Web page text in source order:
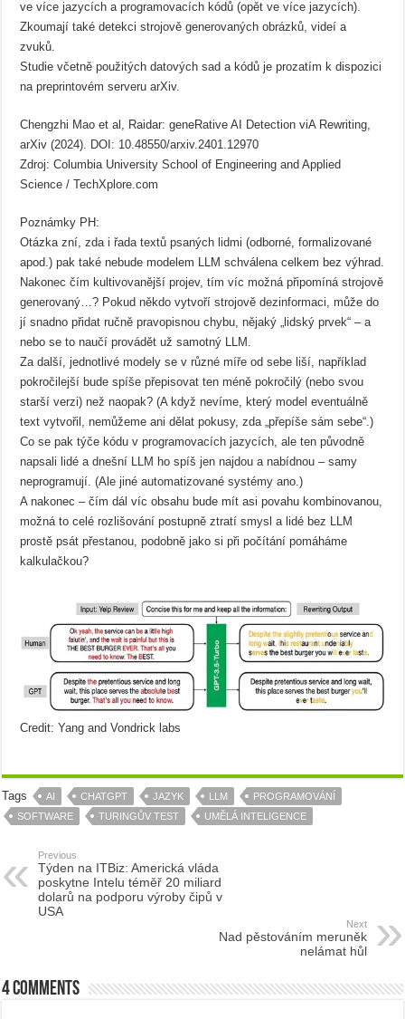
ve více jazycích a programovacích kódů (opět ve více jazycích).
Zkoumají také detekci strojově generovaných obrázků, videí a
zvuků.
Studie včetně použitých datových sad a kódů je prozatím k dispozici
na preprintovém serveru arXiv.
Chengzhi Mao et al, Raidar: geneRative AI Detection viA Rewriting,
arXiv (2024). DOI: 10.48550/arxiv.2401.12970
Zdroj: Columbia University School of Engineering and Applied
Science / TechXplore.com
Poznámky PH:
Otázka zní, zda i řada textů psaných lidmi (odborné, formalizované
apod.) pak také nebude modelem LLM schválena celkem bez výhrad.
Nakonec čím kultivovanější projev, tím víc možná připomíná strojově
generovaný…? Pokud někdo vytvoří strojově dezinformaci, může do
jí snadno přidat ručně pravopisnou chybu, nějaký „lidský prvek“ – a
nebo se to naučí provádět už samotný LLM.
Za další, jednotlivé modely se v různé míře od sebe liší, například
pokročilejší bude spíše přepisovat ten méně pokročilý (nebo svou
starší verzi) než naopak? (A když nevíme, který model eventuálně
text vytvořil, nemůžeme ani dělat pokusy, zda „přepíše sám sebe“.)
Co se pak týče kódu v programovacích jazycích, ale ten původně
napsali lidé a dnešní LLM ho spíš jen najdou a nabídnou – samy
neprogramují. (Ale jiné automatizované systémy ano.)
A nakonec – čím dál víc obsahu bude mít asi povahu kombinovanou,
možná to celé rozlišování postupně ztratí smysl a lidé bez LLM
prostě psát přestanou, podobně jako si při počítání pomáháme
kalkulačkou?
Credit: Yang and Vondrick labs
Tags AI CHATGPT JAZYK LLM
PROGRAMOVÁNÍ
SOFTWARE
TURINGŮV TEST UMĚLÁ INTELIGENCE
Previous
Týden na ITBiz: Americká vláda
poskytne Intelu téměř 20 miliard
dolarů na podporu výroby čipů v
USA
Next
Nad pěstováním meruněk
nelámat hůl
4 comments